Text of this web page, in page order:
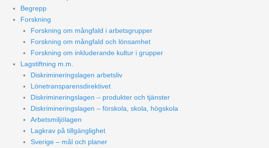
Begrepp
Forskning
Forskning om mångfald i arbetsgrupper
Forskning om mångfald och lönsamhet
Forskning om inkluderande kultur i grupper
Lagstiftning m.m.
Diskrimineringslagen arbetsliv
Lönetransparensdirektivet
Diskrimineringslagen – produkter och tjänster
Diskrimineringslagen – förskola, skola, högskola
Arbetsmiljölagen
Lagkrav på tillgänglighet
Sverige – mål och planer